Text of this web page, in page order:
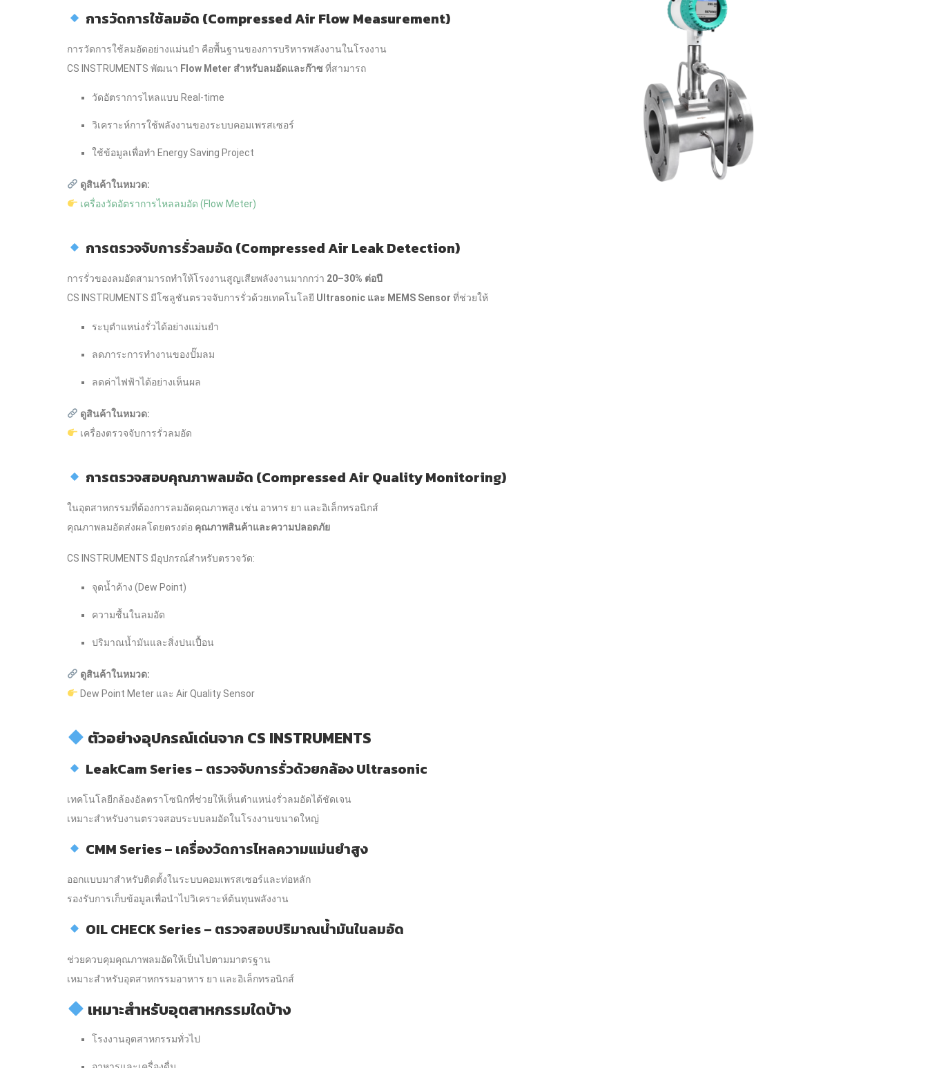
การวัดการใช้ลมอัด (Compressed Air Flow Measurement)
การวัดการใช้ลมอัดอย่างแม่นยำ คือพื้นฐานของการบริหารพลังงานในโรงงาน
CS INSTRUMENTS พัฒนา Flow Meter สำหรับลมอัดและก๊าซที่สามารถ
วัดอัตราการไหลแบบ Real-time
วิเคราะห์การใช้พลังงานของระบบคอมเพรสเซอร์
ใช้ข้อมูลเพื่อทำ Energy Saving Project
ดูสินค้าในหมวด:
เครื่องวัดอัตราการไหลลมอัด (Flow Meter)
การตรวจจับการรั่วลมอัด (Compressed Air Leak Detection)
การรั่วของลมอัดสามารถทำให้โรงงานสูญเสียพลังงานมากกว่า 20–30% ต่อปี
CS INSTRUMENTS มีโซลูชันตรวจจับการรั่วด้วยเทคโนโลยี Ultrasonic และ MEMS Sensor ที่ช่วยให้
ระบุตำแหน่งรั่วได้อย่างแม่นยำ
ลดภาระการทำงานของปั๊มลม
ลดค่าไฟฟ้าได้อย่างเห็นผล
ดูสินค้าในหมวด:
เครื่องตรวจจับการรั่วลมอัด
การตรวจสอบคุณภาพลมอัด (Compressed Air Quality Monitoring)
ในอุตสาหกรรมที่ต้องการลมอัดคุณภาพสูง เช่น อาหาร ยา และอิเล็กทรอนิกส์
คุณภาพลมอัดส่งผลโดยตรงต่อ คุณภาพสินค้าและความปลอดภัย
CS INSTRUMENTS มีอุปกรณ์สำหรับตรวจวัด:
จุดน้ำค้าง (Dew Point)
ความชื้นในลมอัด
ปริมาณน้ำมันและสิ่งปนเปื้อน
ดูสินค้าในหมวด:
Dew Point Meter และ Air Quality Sensor
ตัวอย่างอุปกรณ์เด่นจาก CS INSTRUMENTS
LeakCam Series – ตรวจจับการรั่วด้วยกล้อง Ultrasonic
เทคโนโลยีกล้องอัลตราโซนิกที่ช่วยให้เห็นตำแหน่งรั่วลมอัดได้ชัดเจน
เหมาะสำหรับงานตรวจสอบระบบลมอัดในโรงงานขนาดใหญ่
CMM Series – เครื่องวัดการไหลความแม่นยำสูง
ออกแบบมาสำหรับติดตั้งในระบบคอมเพรสเซอร์และท่อหลัก
รองรับการเก็บข้อมูลเพื่อนำไปวิเคราะห์ต้นทุนพลังงาน
OIL CHECK Series – ตรวจสอบปริมาณน้ำมันในลมอัด
ช่วยควบคุมคุณภาพลมอัดให้เป็นไปตามมาตรฐาน
เหมาะสำหรับอุตสาหกรรมอาหาร ยา และอิเล็กทรอนิกส์
เหมาะสำหรับอุตสาหกรรมใดบ้าง
โรงงานอุตสาหกรรมทั่วไป